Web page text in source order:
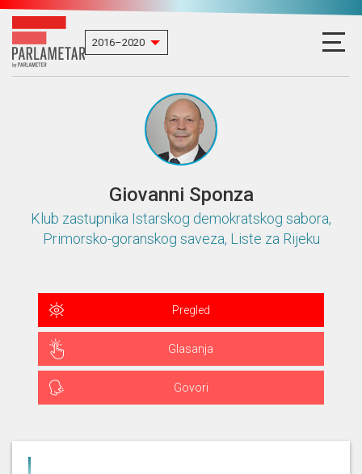
Giovanni Sponza
Klub zastupnika Istarskog demokratskog sabora,
Primorsko-goranskog saveza, Liste za Rijeku
Pregled
Glasanja
Govori